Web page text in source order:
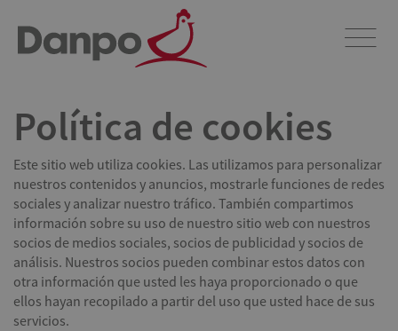
Política de cookies
Este sitio web utiliza cookies. Las utilizamos para personalizar
nuestros contenidos y anuncios, mostrarle funciones de redes
sociales y analizar nuestro tráfico. También compartimos
información sobre su uso de nuestro sitio web con nuestros
socios de medios sociales, socios de publicidad y socios de
análisis. Nuestros socios pueden combinar estos datos con
otra información que usted les haya proporcionado o que
ellos hayan recopilado a partir del uso que usted hace de sus
servicios.